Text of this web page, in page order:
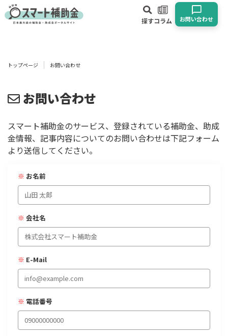
探すコラム お問い合わせ
団体
エリア
業種
建設･不動産業
宿泊･旅館業
使い道
経営改善・経営強化 販路拡大
IT導入
人材採用・雇用
起業・創業
事業承継 災害・被災者支援
コロナ関連
環境・省エネ
テレワーク
トップページ お問い合わせ
お問い合わせ
スマート補助金のサービス、登録されている補助金、助成
金情報、記事内容についてのお問い合わせは下記フォーム
より送信してください。
※ お名前
※ 会社名
※ E-Mail
※ 電話番号